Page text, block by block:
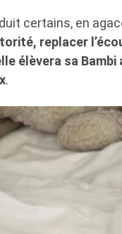
certains, en
replacer
élèvera sa
.